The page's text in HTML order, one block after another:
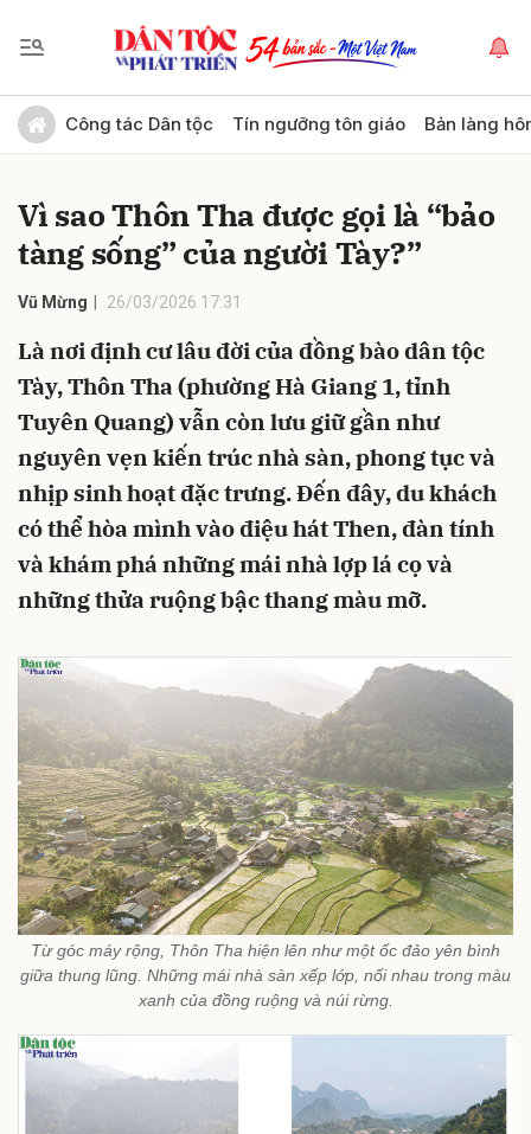
Công tác Dân tộc Tín ngưỡng tôn giáo Bản làng
Vì sao Thôn Tha được gọi là “bảo
tàng sống” của người Tày?”
Vũ Mừng 26/03/2026 17:31
Là nơi định cư lâu đời của đồng bào dân tộc
Tày, Thôn Tha (phường Hà Giang 1, tỉnh
Tuyên Quang) vẫn còn lưu giữ gần như
nguyên vẹn kiến trúc nhà sàn, phong tục và
nhịp sinh hoạt đặc trưng. Đến đây, du khách
có thể hòa mình vào điệu hát Then, đàn tính
và khám phá những mái nhà lợp lá cọ và
những thửa ruộng bậc thang màu mỡ.
Từ góc máy rộng, Thôn Tha hiện lên như một ốc đảo yên bình
giữa thung lũng. Những mái nhà sàn xếp lớp, nối nhau trong màu
xanh của đồng ruộng và núi rừng.
Gửi bình luận
Hủy Gửi